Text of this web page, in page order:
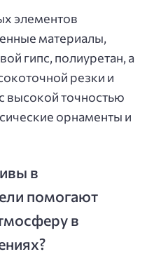
элементов
материалы,
гипс, полиуретан, а
резки и
высокой точностью
орнаменты и
в
помогают
в